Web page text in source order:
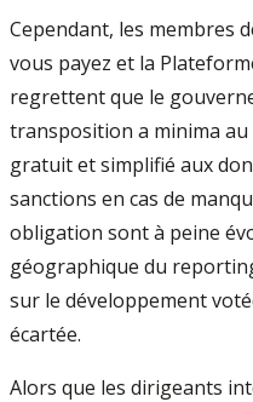
Cependant, les membres
vous payez et la
regrettent que le
transposition a minima au
gratuit et simplifié aux
sanctions en cas de
obligation sont à peine
géographique du
sur le développement
écartée.
Alors que les dirigeants